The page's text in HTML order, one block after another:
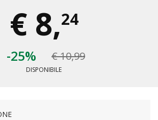
€ 8,24
-25% € 10,99
DISPONIBILE